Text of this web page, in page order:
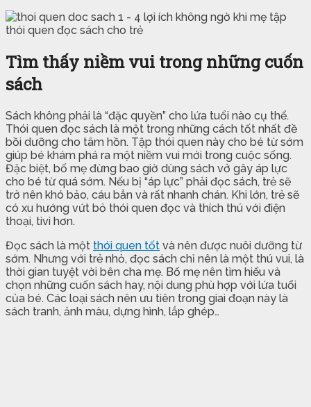
Tìm thấy niềm vui trong những cuốn
sách
Sách không phải là “đặc quyền” cho lứa tuổi nào cụ thể.
Thói quen đọc sách là một trong những cách tốt nhất đề
bồi dưỡng cho tâm hồn. Tập thói quen này cho bé từ sớm
giúp bé khám phá ra một niềm vui mới trong cuộc sống.
Đặc biệt, bố mẹ đừng bao giờ dùng sách vở gây áp lực
cho bé từ quá sớm. Nếu bị “áp lực” phải đọc sách, trẻ sẽ
trở nên khó bảo, cáu bẳn và rất nhanh chán. Khi lớn, trẻ sẽ
có xu hướng vứt bỏ thói quen đọc và thích thú với điện
thoại, tivi hơn.
Đọc sách là một thói quen tốt và nên được nuôi dưỡng từ
sớm. Nhưng với trẻ nhỏ, đọc sách chỉ nên là một thú vui, là
thời gian tuyệt vời bên cha mẹ. Bố mẹ nên tìm hiểu và
chọn những cuốn sách hay, nội dung phù hợp với lứa tuổi
của bé. Các loại sách nên ưu tiên trong giai đoạn này là
sách tranh, ảnh màu, dựng hình, lắp ghép…